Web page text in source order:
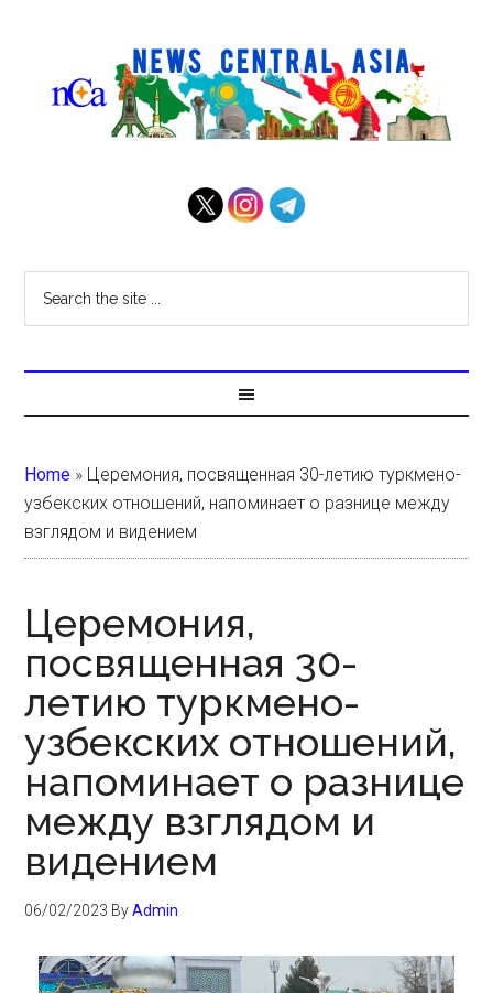
Home » Церемония, посвященная 30-летию туркмено-
узбекских отношений, напоминает о разнице между
взглядом и видением
Церемония,
посвященная 30-
летию туркмено-
узбекских отношений,
напоминает о разнице
между взглядом и
видением
06/02/2023 ByAdmin